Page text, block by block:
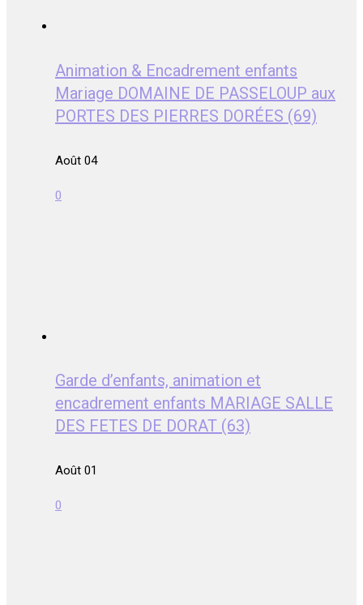
Animation & Encadrement enfants
Mariage DOMAINE DE PASSELOUP aux
PORTES DES PIERRES DORÉES (69)
Août 04
0
Garde d’enfants, animation et
encadrement enfants MARIAGE SALLE
DES FETES DE DORAT (63)
Août 01
0